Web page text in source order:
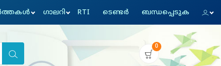
ഗാലറി RTI ടെണ്ടര്‍ ബന്ധപ്പെടുക
0